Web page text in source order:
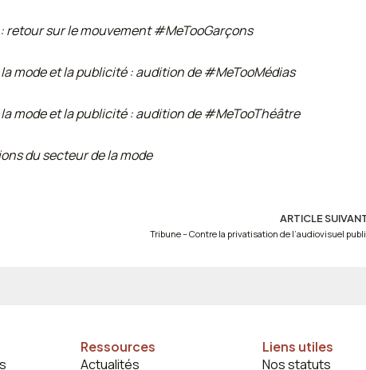
retour sur le mouvement #MeTooGarçons
mode et la publicité : audition de #MeTooMédias
mode et la publicité : audition de #MeTooThéâtre
du secteur de la mode
ARTICLE
Tribune – Contre la privatisation de l’audiovisuel
Ressources
Actualités
Liens utiles
Nos statuts